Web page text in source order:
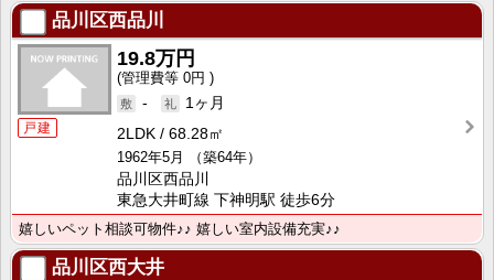
品川区西品川
戸建
19.8万円
0円
-
1ヶ月
2LDK
68.28㎡
1962年5月
（築64年）
品川区西品川
東急大井町線 下神明駅 徒歩6分
嬉しいペット相談可物件♪♪ 嬉しい室内設備充実♪♪
品川区西大井